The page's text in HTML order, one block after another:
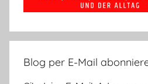
Blog per E-Mail